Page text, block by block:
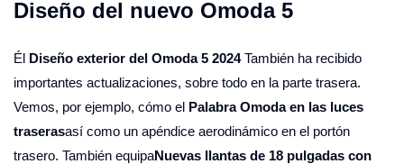
Diseño del nuevo Omoda 5
Él Diseño exterior del Omoda 5 2024También ha recibido
importantes actualizaciones, sobre todo en la parte trasera.
Vemos, por ejemplo, cómo el Palabra Omoda en las luces
traserasasí como un apéndice aerodinámico en el portón
trasero. También equipaNuevas llantas de 18 pulgadas con